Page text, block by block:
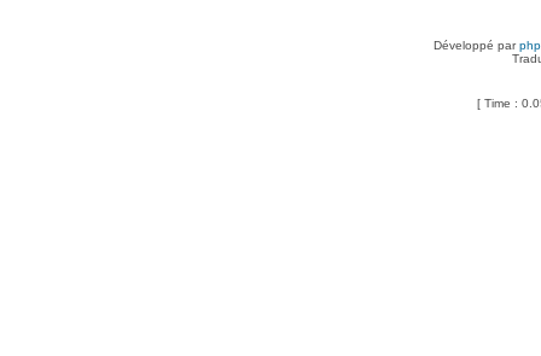
Développé par
[ Time :